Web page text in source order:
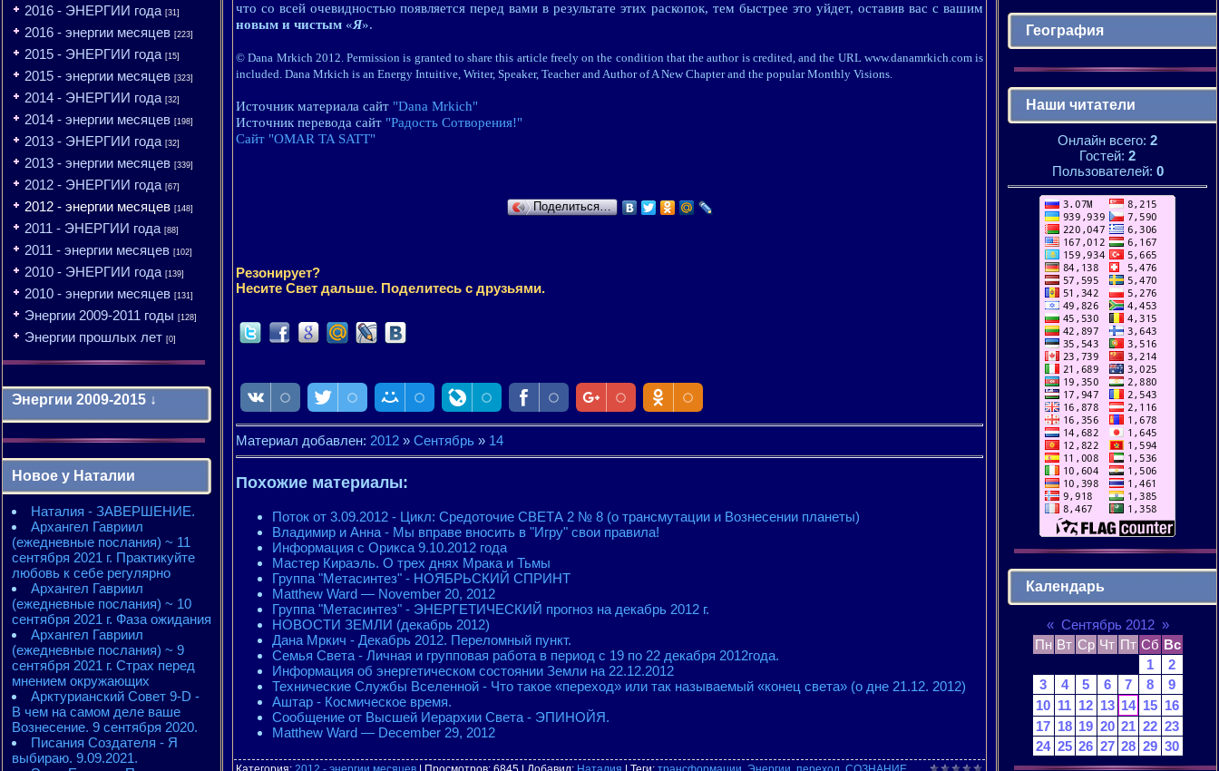
2016 - ЭНЕРГИИ года [31]
2016 - энергии месяцев [223]
2015 - ЭНЕРГИИ года [15]
2015 - энергии месяцев [323]
2014 - ЭНЕРГИИ года [32]
2014 - энергии месяцев [198]
2013 - ЭНЕРГИИ года [32]
2013 - энергии месяцев [339]
2012 - ЭНЕРГИИ года [67]
2012 - энергии месяцев [148]
2011 - ЭНЕРГИИ года [88]
2011 - энергии месяцев [102]
2010 - ЭНЕРГИИ года [139]
2010 - энергии месяцев [131]
Энергии 2009-2011 годы [128]
Энергии прошлых лет [0]
Энергии 2009-2015 ↓
2010 - энергии месяцев
2010 - ЭНЕРГИИ года
2011 - энергии месяцев
2011 - ЭНЕРГИИ года
2012 - энергии месяцев
2012 - ЭНЕРГИИ года
2013 - энергии месяцев
2013 - ЭНЕРГИИ года
2014 - энергии месяцев
2014 - ЭНЕРГИИ года
2015 - энергии месяцев
2015 - ЭНЕРГИИ года
Новое у Наталии
Наталия - ЗАВЕРШЕНИЕ.
Архангел Гавриил
(ежедневные послания) ~ 11
сентября 2021 г. Практикуйте
любовь к себе регулярно
Архангел Гавриил
(ежедневные послания) ~ 10
сентября 2021 г. Фаза ожидания
Архангел Гавриил
(ежедневные послания) ~ 9
сентября 2021 г. Страх перед
мнением окружающих
Арктурианский Совет 9-D -
В чем на самом деле ваше
Вознесение. 9 сентября 2020.
Писания Создателя - Я
выбираю. 9.09.2021.
что со всей очевидностью появляется перед вами в результате этих раскопок, тем быстрее это уйдет, оставив вас с вашим
новым и чистым «Я».
© Dana Mrkich 2012. Permission is granted to share this article freely on the condition that the author is credited, and the URL www.danamrkich.com is
included. Dana Mrkich is an Energy Intuitive, Writer, Speaker, Teacher and Author of A New Chapter and the popular Monthly Visions.
Источник материала сайт "Dana Mrkich"
Источник перевода сайт "Радость Сотворения!"
Сайт "OMAR TA SATT"
Поделиться…
Резонирует?
Несите Свет дальше. Поделитесь с друзьями.
Материал добавлен: 2012 » Сентябрь » 14
Похожие материалы:
Поток от 3.09.2012 - Цикл: Средоточие СВЕТА 2 № 8 (о трансмутации и Вознесении планеты)
Владимир и Анна - Мы вправе вносить в "Игру" свои правила!
Информация с Орикса 9.10.2012 года
Мастер Кираэль. О трех днях Мрака и Тьмы
Группа "Метасинтез" - НОЯБРЬСКИЙ СПРИНТ
Matthew Ward — November 20, 2012
Группа "Метасинтез" - ЭНЕРГЕТИЧЕСКИЙ прогноз на декабрь 2012 г.
НОВОСТИ ЗЕМЛИ (декабрь 2012)
Дана Мркич - Декабрь 2012. Переломный пункт.
Семья Света - Личная и групповая работа в период с 19 по 22 декабря 2012года.
Информация об энергетическом состоянии Земли на 22.12.2012
Технические Службы Вселенной - Что такое «переход» или так называемый «конец света» (о дне 21.12. 2012)
Аштар - Космическое время.
Сообщение от Высшей Иерархии Света - ЭПИНОЙЯ.
Matthew Ward — December 29, 2012
География
Наши читатели
Онлайн всего: 2
Гостей: 2
Пользователей: 0
Календарь
« Сентябрь 2012 »
Пн Вт Ср Чт Пт Сб Вс
1
2
3
4 5 6 7 8
9
10 11 12 13 14 15 16
17 18 19 20 21 22 23
24 25 26 27 28 29 30